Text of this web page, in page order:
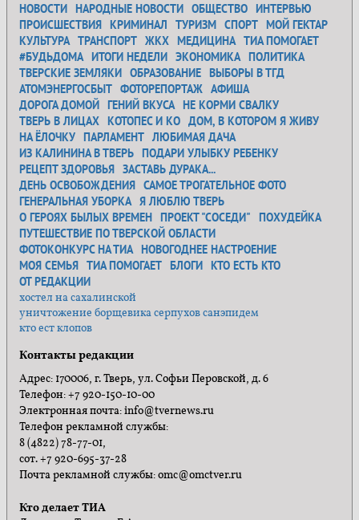
НОВОСТИ НАРОДНЫЕ НОВОСТИ ОБЩЕСТВО ИНТЕРВЬЮ
ПРОИСШЕСТВИЯ КРИМИНАЛ ТУРИЗМ СПОРТ МОЙ ГЕКТАР
КУЛЬТУРА ТРАНСПОРТ ЖКХ МЕДИЦИНА ТИА ПОМОГАЕТ
#БУДЬДОМА ИТОГИ НЕДЕЛИ ЭКОНОМИКА ПОЛИТИКА
ТВЕРСКИЕ ЗЕМЛЯКИ ОБРАЗОВАНИЕ ВЫБОРЫ В ТГД
АТОМЭНЕРГОСБЫТ ФОТОРЕПОРТАЖ АФИША
ДОРОГА ДОМОЙ ГЕНИЙ ВКУСА НЕ КОРМИ СВАЛКУ
ТВЕРЬ В ЛИЦАХ КОТОПЕС И КО ДОМ, В КОТОРОМ Я ЖИВУ
НА ЁЛОЧКУ ПАРЛАМЕНТ ЛЮБИМАЯ ДАЧА
ИЗ КАЛИНИНА В ТВЕРЬ ПОДАРИ УЛЫБКУ РЕБЕНКУ
РЕЦЕПТ ЗДОРОВЬЯ ЗАСТАВЬ ДУРАКА...
ДЕНЬ ОСВОБОЖДЕНИЯ САМОЕ ТРОГАТЕЛЬНОЕ ФОТО
ГЕНЕРАЛЬНАЯ УБОРКА Я ЛЮБЛЮ ТВЕРЬ
О ГЕРОЯХ БЫЛЫХ ВРЕМЕН ПРОЕКТ "СОСЕДИ"
ПОХУДЕЙКА
ПУТЕШЕСТВИЕ ПО ТВЕРСКОЙ ОБЛАСТИ
ФОТОКОНКУРС НА ТИА НОВОГОДНЕЕ НАСТРОЕНИЕ
МОЯ СЕМЬЯ ТИА ПОМОГАЕТ БЛОГИ КТО ЕСТЬ КТО
ОТ РЕДАКЦИИ
хостел на сахалинской
уничтожение борщевика серпухов санэпидем
кто ест клопов
Контакты редакции
Адрес: 170006, г. Тверь, ул. Софьи Перовской, д. 6
Телефон: +7 920-150-10-00
Электронная почта: info@tvernews.ru
Телефон рекламной службы:
8 (4822) 78-77-01,
сот. +7 920-695-37-28
Почта рекламной службы: omc@omctver.ru
Кто делает ТИА